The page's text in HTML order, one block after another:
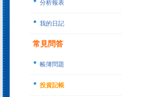
分析報表
我的日記
常見問答
帳簿問題
投資記帳